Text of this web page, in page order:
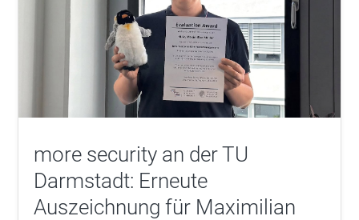
more security an der TU
Darmstadt: Erneute
Auszeichnung für Maximilian